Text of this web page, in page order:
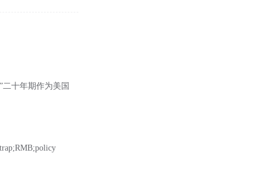
二十年期作为美国
trap;RMB;policy